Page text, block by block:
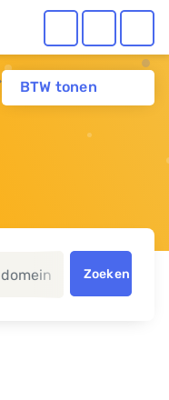
BTW tonen
Hotlinken tegengaan
Zoeken